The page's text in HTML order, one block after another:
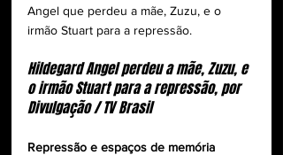
Angel que perdeu a mãe, Zuzu, e o
irmão Stuart para a repressão.
Hildegard Angel perdeu a mãe, Zuzu, e
o irmão Stuart para a repressão, por
Divulgação / TV Brasil
Repressão e espaços de memória